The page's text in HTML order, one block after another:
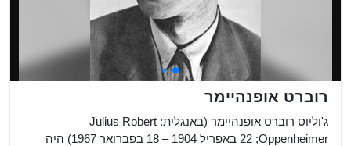
רוברט אופנהיימר
ג'וליוס רוברט אופנהיימר (באנגלית: Julius Robert
Oppenheimer;‏ 22 באפריל 1904 – 18 בפברואר 1967) היה